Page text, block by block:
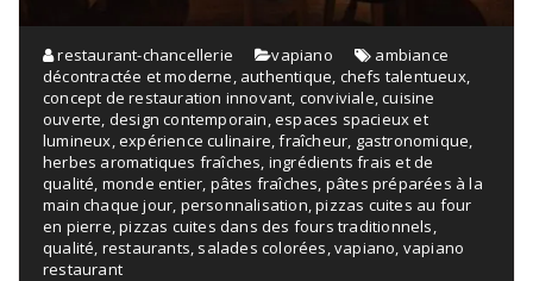
restaurant-chancellerie vapiano
ambiance
décontractée et moderne authentique chefs talentueux,
concept de restauration innovant conviviale ,cuisine
ouverte design contemporain ,espaces spacieux et
lumineux ,expérience culinaire ,fraîcheur gastronomique
herbes aromatiques fraîches ingrédients frais et de
qualité monde entier pâtes fraîches pâtes préparées à la
main chaque jour personnalisation ,pizzas cuites au four
en pierre ,pizzas cuites dans des fours traditionnels
qualité restaurants salades colorées ,vapiano vapiano
restaurant